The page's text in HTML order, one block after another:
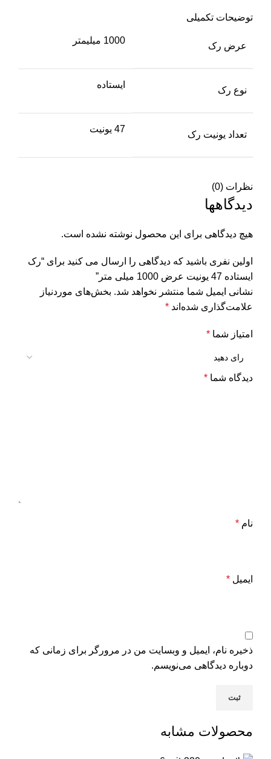
توضیحات تکمیلی
عرض رک
1000 میلیمتر
نوع رک
ایستاده
تعداد یونیت رک
47 یونیت
نظرات (0)
دیدگاهها
هیچ دیدگاهی برای این محصول نوشته نشده است.
اولین نفری باشید که دیدگاهی را ارسال می کنید برای “رک
ایستاده 47 یونیت عرض 1000 میلی متر”
نشانی ایمیل شما منتشر نخواهد شد. بخش‌های موردنیاز
علامت‌گذاری شده‌اند *
امتیاز شما *
دیدگاه شما *
نام *
ایمیل *
ذخیره نام، ایمیل و وبسایت من در مرورگر برای زمانی که
دوباره دیدگاهی می‌نویسم.
محصولات مشابه